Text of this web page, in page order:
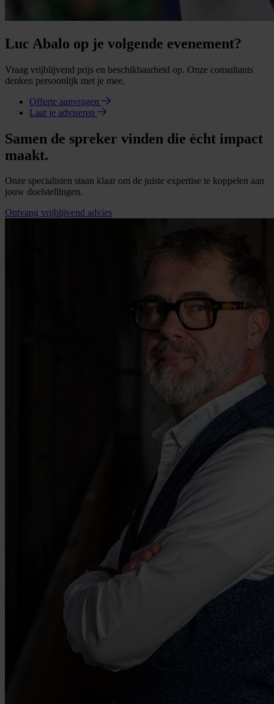
Luc Abalo op je volgende evenement?
Vraag vrijblijvend prijs en beschikbaarheid op. Onze consultants
denken persoonlijk met je mee.
Offerte aanvragen
Laat je adviseren
Samen de spreker vinden die écht impact
maakt.
Onze specialisten staan klaar om de juiste expertise te koppelen aan
jouw doelstellingen.
Ontvang vrijblijvend advies